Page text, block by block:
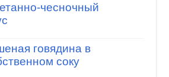
чесночный
говядина в
соку